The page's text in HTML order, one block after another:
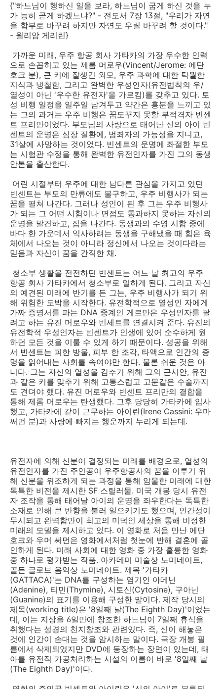
{"하느님이 행하신 일을 보라, 하느님이 굽게 하신 것을 누
가 능히 곧게 하겠느냐?" - 전도서 7장 13절, "우리가 자연
을 함부로 바꾸려 하지만 자연도 우릴 바꾸려 할 것이다."
- 윌리암 게리린}
가까운 미래, 우주 항공 회사 가타카의 가장 우수한 인력
으로 손꼽히고 있는 제롬 머로우(Vincent/Jerome: 에단
호크 분), 큰 키에 잘생긴 외모, 우주 과학에 대한 탁월한
지식과 냉철함, 그리고 완벽한 우성인자(유전법칙의 우/
열성이 아닌 '우수한 유전자'을 가르킴)를 갖추고 있다. 토
성 비행 일정을 일주일 남겨두고 약간은 흥분을 느끼고 있
는 그의 과거는 우주 비행은 꿈도꾸지 못할 부적격자 빈센
트 프리만이었다. 부모님의 사랑으로 태어난 신의 아이 빈
센트의 운명은 심장 질환에, 범죄자의 가능성을 지니고,
31살에 사망하는 것이었다. 빈센트의 운명에 좌절한 부모
는 시험관 수정을 통해 완벽한 유전인자를 가진 그의 동생
안톤을 출산한다.
어린 시절부터 우주에 대한 남다른 관심을 가지고 있던
빈센트는 부모의 만류에도 불구하고, 우주 비행사가 되는
꿈을 펼쳐 나간다. 그러나 성인이 된 후 그는 우주 비행사
가 되는 그 어떤 시험이나 면접도 통과하지 못하는 자신의
운명을 발견하고, 집을 나간다. 동생과의 수영 시합 중에
바다 한 가운데서 익사하려는 동생을 구해냈을 때 힘은 육
체에서 나오는 것이 아니라 정신에서 나오는 것이다라는
믿음과 자신이 꿈을 간직한 채.
청소부 생활을 전전하던 빈센트는 어느 날 최고의 우주
항공 회사 가타카에서 청소부로 일하게 된다. 그리고 자신
의 예견된 미래에 반기를 든 그는, 우주 비행사가 되기 위
해 위험한 도박을 시작한다. 유전학적으로 열성인 자에게
가짜 증명서를 파는 DNA 중계인 게르만은 우성인자를 팔
려고 하는 유진 머로우와 빈세트를 연결시켜 준다. 유진의
유전학적 우성인자는 빈센트가 인생에 있어 순수하게 원
하던 모든 것을 이룰 수 있게 하기 때문이다. 성공을 위해
서 빈센트는 피한 방울, 피부 한 조각, 타액으로 인간의 증
명을 읽어내는 사회를 속여야만 한다. 물론 쉬운 것은 아
니다. 그는 자신의 열성을 감추기 위해 그의 근시안, 유진
과 같은 키를 맞추기 위해 고통스럽고 고문같은 수술까지
도 견뎌야 했다. 유진 머로우와 빈센트 프리만의 결합을
통해 제롬 머로우는 탄생했다. 그후 당당히 가타카에 입사
했고, 가타카에 같이 근무하는 아이린(Irene Cassini: 우마
써먼 분)과 사랑에 빠지는 행운까지 누리게 되는데.
유전자에 의해 신분이 결정되는 미래를 배경으로, 열성의
유전인자를 가진 주인공이 우주항공사의 꿈을 이루기 위
해 신분을 위조하게 되는 과정을 통해 암울한 미래에 대한
독특한 비전을 제시한 SF 스릴러물. 미국 개봉 당시 유전
자 조작을 통해 태어날 아이의 운명을 좌우한다는 독특한
소재로 인해 큰 반향을 불러 일으키기도 했으며, 인간성이
무시되고 완벽함만이 최고의 미덕인 세상을 통해 비정한
미래의 모델을 제시하고 있다. 이 영화로 처음 만난 에단
호크와 우머 써먼은 영화에서처럼 첫눈에 반해 결혼에 골
인하게 된다. 미래 사회에 대한 영화 중 가장 훌륭한 영화
중 하나로 평가받는 작품. 아카데미 미술상 노미네이트,
골든 글로브 음악상 노미네이트. 제목 '가타카
(GATTACA)'는 DNA를 구성하는 염기인 아데닌
(Adenine), 티민(Thymine), 시토신(Cytosine), 구아닌
(Guanine)의 표기를 이용해 구성한 말이다. 제작 당시의
제목(working title)은 '8일째 날(The Eighth Day)'이었는
데, 이는 지상을 6일만에 창조한 하느님이 7일째 휴식을
취했다는 성경의 천지창조와 관련있다. 즉, 신이 해놓은
것에 인간이 손대는 것을 암시하는 말이다. 극장 개봉 필
름에서 삭제되었지만 DVD에 등장하는 장면이 있는데, 태
아를 유전적 가공처리하는 시설의 이름이 바로 '8일째 날
(The Eighth Day)'이다.